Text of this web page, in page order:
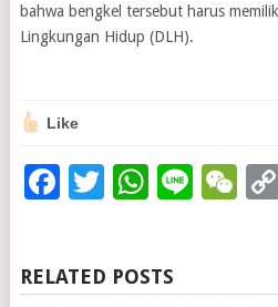
bahwa bengkel tersebut harus
Lingkungan Hidup (DLH).
Like
Facebook
TwitterLine
RELATED POSTS